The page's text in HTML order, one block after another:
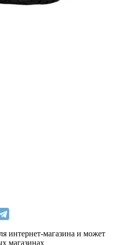
интернет-магазина и может
магазинах